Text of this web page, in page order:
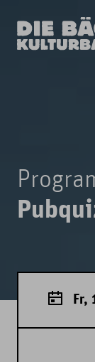
Fr,